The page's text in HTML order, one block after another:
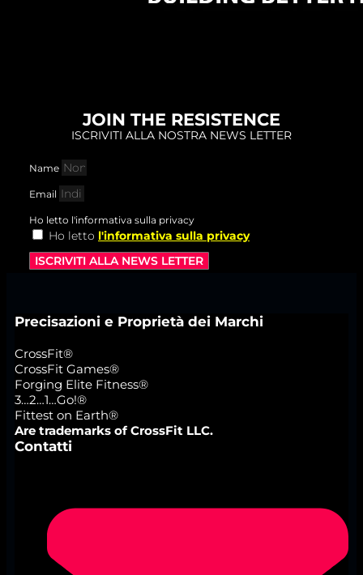
JOIN THE RESISTENCE
ISCRIVITI ALLA NOSTRA NEWS LETTER
Name
Email
Ho letto l'informativa sulla privacy
Ho letto l'informativa sulla privacy
ISCRIVITI ALLA NEWS LETTER
Precisazioni e Proprietà dei Marchi
CrossFit®
CrossFit Games®
Forging Elite Fitness®
3…2…1…Go!®
Fittest on Earth®
Are trademarks of CrossFit LLC.
Contatti